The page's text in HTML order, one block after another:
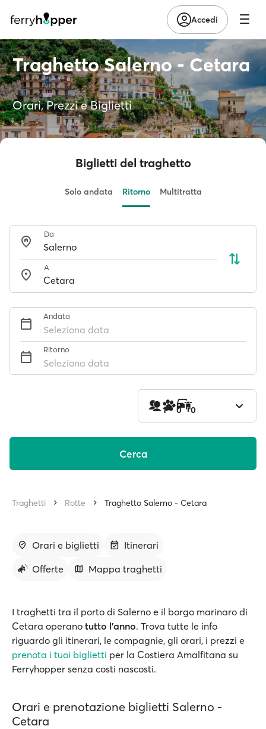
Accedi
Traghetto Salerno - Cetara
Orari, Prezzi e Biglietti
Biglietti del traghetto
Solo andata Ritorno Multitratta
Da
A
Andata
Seleziona data
Ritorno
Seleziona data
1 0 0
Cerca
Traghetti Rotte Traghetto Salerno - Cetara
Orari e biglietti
Itinerari
Offerte
Mappa traghetti
I traghetti tra il porto di Salerno e il borgo marinaro di
Cetara operano tutto l'anno. Trova tutte le info
riguardo gli itinerari, le compagnie, gli orari, i prezzi e
prenota i tuoi biglietti per la Costiera Amalfitana su
Ferryhopper senza costi nascosti.
Orari e prenotazione biglietti Salerno -
Cetara